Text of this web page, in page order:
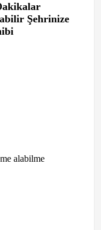
Şehrinize
alabilme